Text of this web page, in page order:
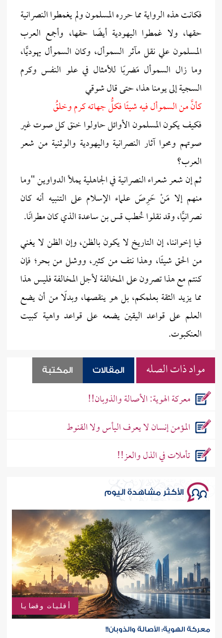
فكانت هذه الرواية مما حرره المسلمون ولم يغمطوا النصرانية
حقها، ولا غمطوا اليهودية أيضًا حقها، وأجمع العرب
المسلمون علي نقل مآثر السموأل، وكان السموأل يهوديًّا،
وما زال السموأل مَضربًا للأمثال في علو النفس وكرم
السجية إلى يومنا هذا، حتى قال شوقي
كأنَّ من السموأل فيه شيئًا فكلُّ جهاته كرم وخلقُ
فكيف يكون المسلمون الأوائل حاولوا خنق كل صوت غير
صوتهم ومحوا آثار النصرانية واليهودية والوثنية من شعر
العرب؟
ثم إن شعر شعراء النصرانية في الجاهلية يملأ الدواوين "وما
منهم إلا مَنْ حَرِصَ علماء الإسلام على التنبيه أنه كان
نصرانيًّا، وقد نقلوا خُطب قس بن ساعدة الذي كان مطرانًا.
فيا إخواننا، إن التاريخ لا يكون بالظن، وإن الظن لا يغني
من الحق شيئًا، وهذا نتف من كثير، ووشل من بحر؛ فإن
كنتم مع هذا تصرون على المخالفة لأجل المخالفة فليس هذا
مما يزيد الثقة بعلمكم، بل هو ينقصها، وبدلًا من أن يضع
العلم على قواعد اليقين يضعه على قواعد واهية كبيت
العنكبوت.
مواد ذات الصله المقالات المكتبة
معركة الهوية: الأصالة والذوبان!!
المؤمن إنسان لا يعرف اليأس ولا القنوط
تأملات في الذل والعز!!
الأكثر مشاهدة اليوم
أقليات وقضايا
معركة الهوية: الأصالة والذوبان!!